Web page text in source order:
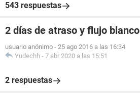
543 respuestas
2 días de atraso y flujo blanco
usuario anónimo - 25 ago 2016 a las 16:34
Yudechh - 7 abr 2020 a las 15:51
2 respuestas